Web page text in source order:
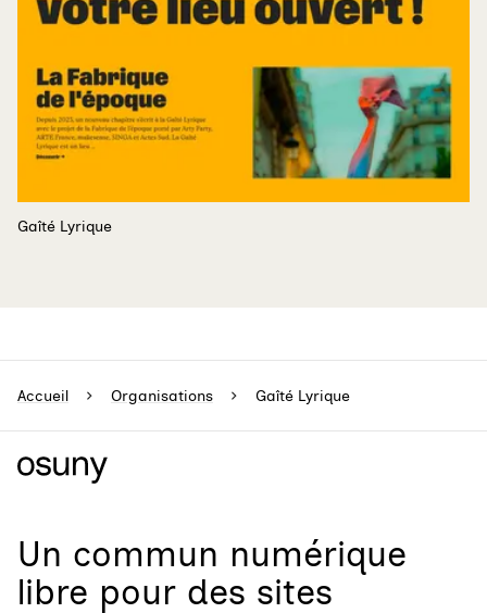
Gaîté Lyrique
Accueil Organisations Gaîté Lyrique
Un commun numérique
libre pour des sites